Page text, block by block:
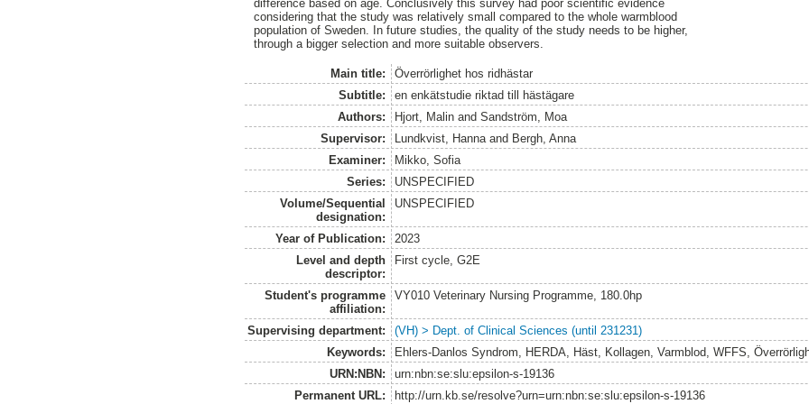
difference based on age. Conclusively this survey had poor scientific evidence
considering that the study was relatively small compared to the whole warmblood
population of Sweden. In future studies, the quality of the study needs to be higher,
through a bigger selection and more suitable observers.
Main title:
Överrörlighet hos ridhästar
Subtitle:
en enkätstudie riktad till hästägare
Authors:
Hjort, Malinand Sandström, Moa
Supervisor:
Lundkvist, Hannaand Bergh, Anna
Examiner:
Mikko, Sofia
Series:
UNSPECIFIED
Volume/Sequential
designation:
UNSPECIFIED
Year of Publication:
2023
Level and depth
descriptor:
First cycle, G2E
Student's programme
affiliation:
VY010 Veterinary Nursing Programme, 180.0hp
Supervising department:
(VH) > Dept. of Clinical Sciences (until 231231)
Keywords:
Ehlers-Danlos Syndrom, HERDA, Häst, Kollagen, Varmblod, WFFS,
URN:NBN:
urn:nbn:se:slu:epsilon-s-19136
Permanent URL:
http://urn.kb.se/resolve?urn=urn:nbn:se:slu:epsilon-s-19136